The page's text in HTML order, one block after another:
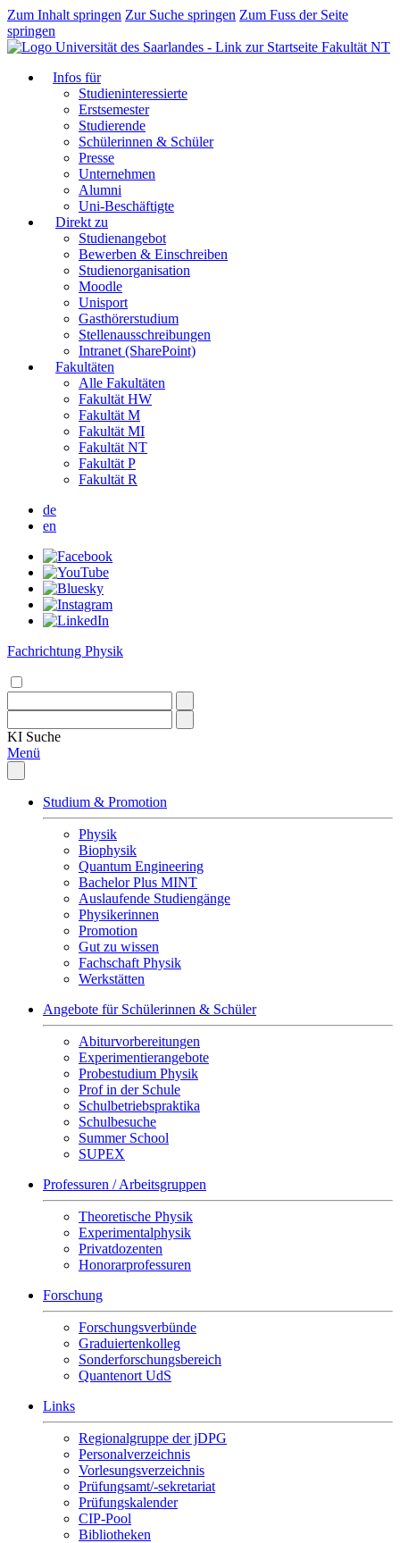
Zum Inhalt springen Zur Suche springen Zum Fuss der Seite
springen
Fakultät NT
Infos für
Studieninteressierte
Erstsemester
Studierende
Schülerinnen & Schüler
Presse
Unternehmen
Alumni
Uni-Beschäftigte
Direkt zu
Studienangebot
Bewerben & Einschreiben
Studienorganisation
Moodle
Unisport
Gasthörerstudium
Stellenausschreibungen
Intranet (SharePoint)
Fakultäten
Alle Fakultäten
Fakultät HW
Fakultät M
Fakultät MI
Fakultät NT
Fakultät P
Fakultät R
de
en
Fachrichtung Physik
KI Suche
Menü
Studium & Promotion
Physik
Biophysik
Quantum Engineering
Bachelor Plus MINT
Auslaufende Studiengänge
Physikerinnen
Promotion
Gut zu wissen
Fachschaft Physik
Werkstätten
Angebote für Schülerinnen & Schüler
Abiturvorbereitungen
Experimentierangebote
Probestudium Physik
Prof in der Schule
Schulbetriebspraktika
Schulbesuche
Summer School
SUPEX
Professuren / Arbeitsgruppen
Theoretische Physik
Experimentalphysik
Privatdozenten
Honorarprofessuren
Forschung
Forschungsverbünde
Graduiertenkolleg
Sonderforschungsbereich
Quantenort UdS
Links
Regionalgruppe der jDPG
Personalverzeichnis
Vorlesungsverzeichnis
Prüfungsamt/-sekretariat
Prüfungskalender
CIP-Pool
Bibliotheken